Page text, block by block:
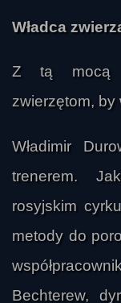
Władca
Z tą mocą
zwierzętom, by
Władimir
trenerem.
rosyjskim
metody do
Bechterew,